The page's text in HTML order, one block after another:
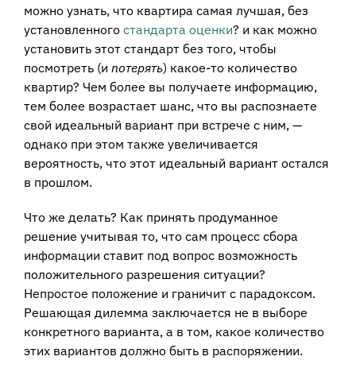
можно узнать, что квартира самая лучшая, без
установленного стандарта оценки? и как можно
установить этот стандарт без того, чтобы
посмотреть (и потерять) какое-то количество
квартир? Чем более вы получаете информацию,
тем более возрастает шанс, что вы распознаете
свой идеальный вариант при встрече с ним, —
однако при этом также увеличивается
вероятность, что этот идеальный вариант остался
в прошлом.
Что же делать? Как принять продуманное
решение учитывая то, что сам процесс сбора
информации ставит под вопрос возможность
положительного разрешения ситуации?
Непростое положение и граничит с парадоксом.
Решающая дилемма заключается не в выборе
конкретного варианта, а в том, какое количество
этих вариантов должно быть в распоряжении.